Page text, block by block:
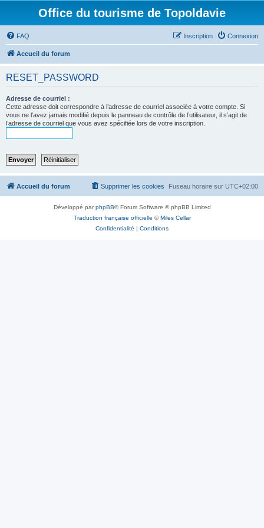
Office du tourisme de Topoldavie
FAQ Connexion
Inscription
Accueil du forum
RESET_PASSWORD
Adresse de courriel :
Cette adresse doit correspondre à l’adresse de courriel associée à votre compte. Si
vous ne l’avez jamais modifié depuis le panneau de contrôle de l’utilisateur, il s’agit de
l’adresse de courriel que vous avez spécifiée lors de votre inscription.
Accueil du forum Fuseau horaire sur UTC+02:00
Supprimer les cookies
Développé parphpBB® Forum Software © phpBB Limited
Traduction française officielle ©Miles Cellar
Confidentialité | Conditions